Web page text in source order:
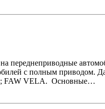
переднеприводные
с полным приводом.
FAW VELA. Основные…